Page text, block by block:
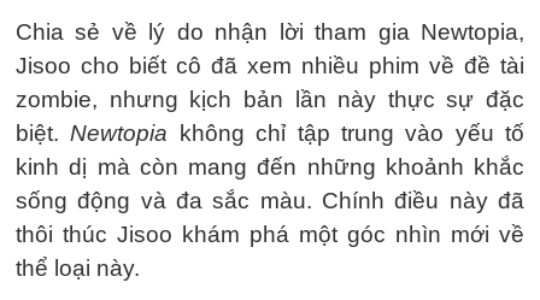
Chia sẻ về lý do nhận lời tham gia Newtopia,
Jisoo cho biết cô đã xem nhiều phim về đề tài
zombie, nhưng kịch bản lần này thực sự đặc
biệt.Newtopia không chỉ tập trung vào yếu tố
kinh dị mà còn mang đến những khoảnh khắc
sống động và đa sắc màu. Chính điều này đã
thôi thúc Jisoo khám phá một góc nhìn mới về
thể loại này.